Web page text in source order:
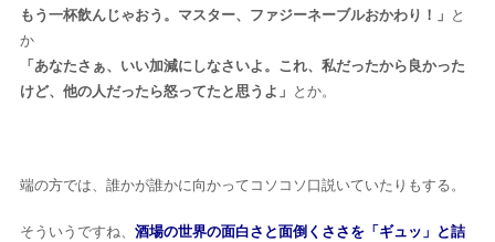
もう一杯飲んじゃおう。マスター、ファジーネーブルおかわり！」 と
か
「あなたさぁ、いい加減にしなさいよ。これ、私だったから良かった
けど、他の人だったら怒ってたと思うよ」 とか。
端の方では、誰かが誰かに向かってコソコソ口説いていたりもする。
そういうですね、 酒場の世界の面白さと面倒くささを「ギュッ」と詰